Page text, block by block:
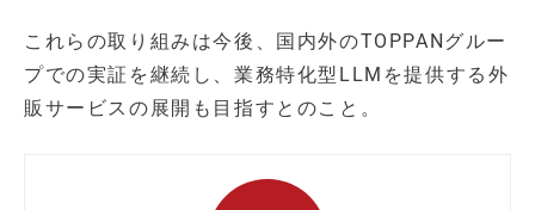
これらの取り組みは今後、国内外のTOPPANグルー
プでの実証を継続し、業務特化型LLMを提供する外
販サービスの展開も目指すとのこと。